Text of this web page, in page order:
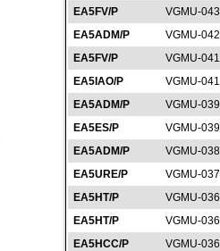
EA5FV/P
VGMU-043
EA5ADM/P
VGMU-042
EA5FV/P
VGMU-041
EA5IAO/P
VGMU-041
EA5ADM/P
VGMU-039
EA5ES/P
VGMU-039
EA5ADM/P
VGMU-038
EA5URE/P
VGMU-037
EA5HT/P
VGMU-036
EA5HT/P
VGMU-036
EA5HCC/P
VGMU-036